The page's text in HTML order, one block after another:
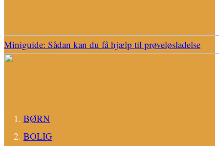
Miniguide: Sådan kan du få hjælp til prøveløsladelse
BØRN
BOLIG